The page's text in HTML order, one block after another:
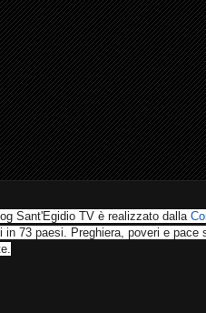
Sant'Egidio TV è realizzato dalla
in 73 paesi. Preghiera, poveri e